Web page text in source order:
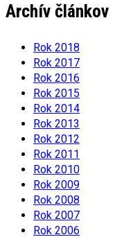
Archív článkov
Rok 2018
Rok 2017
Rok 2016
Rok 2015
Rok 2014
Rok 2013
Rok 2012
Rok 2011
Rok 2010
Rok 2009
Rok 2008
Rok 2007
Rok 2006